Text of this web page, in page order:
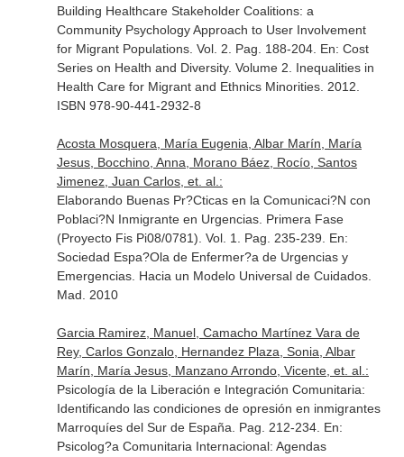
Building Healthcare Stakeholder Coalitions: a
Community Psychology Approach to User Involvement
for Migrant Populations. Vol. 2. Pag. 188-204. En: Cost
Series on Health and Diversity. Volume 2. Inequalities in
Health Care for Migrant and Ethnics Minorities. 2012.
ISBN 978-90-441-2932-8
Acosta Mosquera, María Eugenia, Albar Marín, María
Jesus, Bocchino, Anna, Morano Báez, Rocío, Santos
Jimenez, Juan Carlos, et. al.:
Elaborando Buenas Pr?Cticas en la Comunicaci?N con
Poblaci?N Inmigrante en Urgencias. Primera Fase
(Proyecto Fis Pi08/0781). Vol. 1. Pag. 235-239. En:
Sociedad Espa?Ola de Enfermer?a de Urgencias y
Emergencias. Hacia un Modelo Universal de Cuidados.
Mad. 2010
Garcia Ramirez, Manuel, Camacho Martínez Vara de
Rey, Carlos Gonzalo, Hernandez Plaza, Sonia, Albar
Marín, María Jesus, Manzano Arrondo, Vicente, et. al.:
Psicología de la Liberación e Integración Comunitaria:
Identificando las condiciones de opresión en inmigrantes
Marroquíes del Sur de España. Pag. 212-234. En:
Psicolog?a Comunitaria Internacional: Agendas